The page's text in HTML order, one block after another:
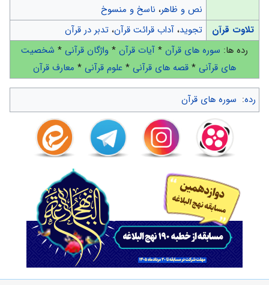
نص و ظاهر، ناسخ و منسوخ
تلاوت قرآن
تجوید، آداب قرائت قرآن، تدبر در قرآن
رده ها: سوره های قرآن * آیات قرآن * واژگان قرآنی * شخصیت
های قرآنی * قصه های قرآنی * علوم قرآنی * معارف قرآن
رده: سوره های قرآن